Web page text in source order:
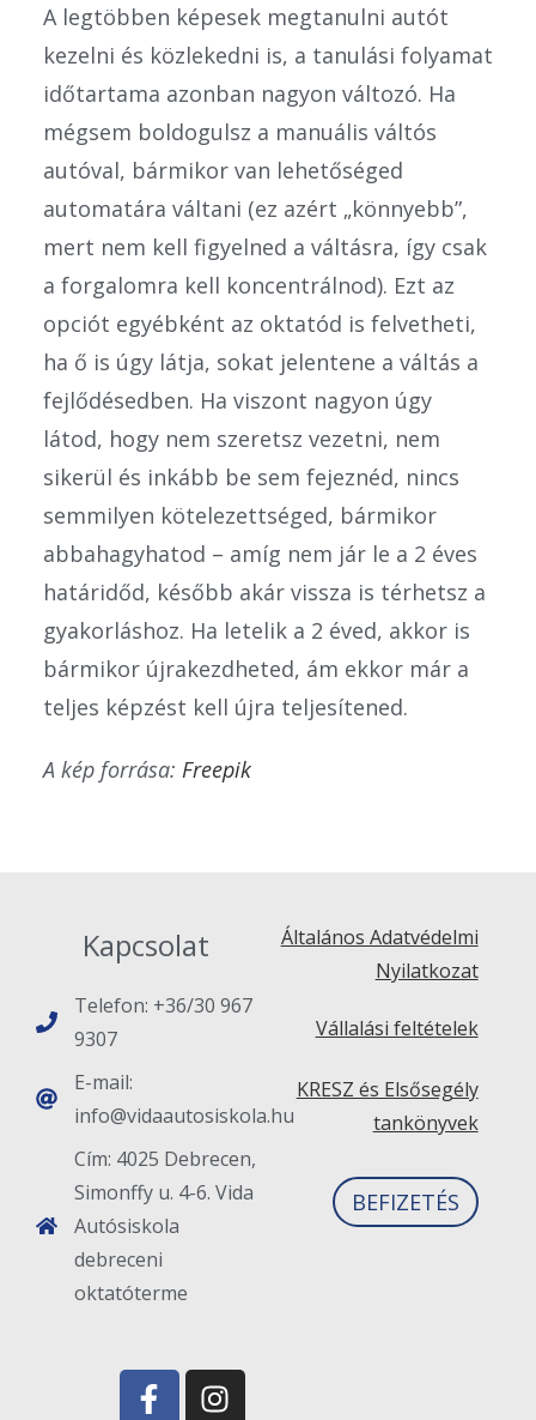
A legtöbben képesek megtanulni autót
kezelni és közlekedni is, a tanulási folyamat
időtartama azonban nagyon változó. Ha
mégsem boldogulsz a manuális váltós
autóval, bármikor van lehetőséged
automatára váltani (ez azért „könnyebb”,
mert nem kell figyelned a váltásra, így csak
a forgalomra kell koncentrálnod). Ezt az
opciót egyébként az oktatód is felvetheti,
ha ő is úgy látja, sokat jelentene a váltás a
fejlődésedben. Ha viszont nagyon úgy
látod, hogy nem szeretsz vezetni, nem
sikerül és inkább be sem fejeznéd, nincs
semmilyen kötelezettséged, bármikor
abbahagyhatod – amíg nem jár le a 2 éves
határidőd, később akár vissza is térhetsz a
gyakorláshoz. Ha letelik a 2 éved, akkor is
bármikor újrakezdheted, ám ekkor már a
teljes képzést kell újra teljesítened.
A kép forrása: Freepik
Kapcsolat
Telefon: +36/30 967
9307
E-mail:
info@vidaautosiskola.hu
Cím: 4025 Debrecen,
Simonffy u. 4-6. Vida
Autósiskola
debreceni
oktatóterme
Általános Adatvédelmi
Nyilatkozat
Vállalási feltételek
KRESZ és Elsősegély
tankönyvek
BEFIZETÉS